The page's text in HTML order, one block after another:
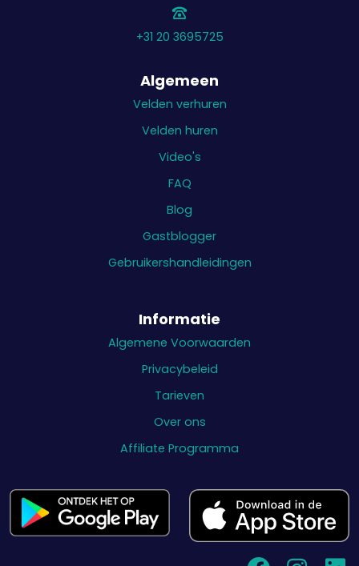
+31 20 3695725
Algemeen
Velden verhuren
Velden huren
Video's
FAQ
Blog
Gastblogger
Gebruikershandleidingen
Informatie
Algemene Voorwaarden
Privacybeleid
Tarieven
Over ons
Affiliate Programma